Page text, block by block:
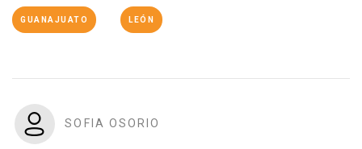
GUANAJUATO LEÓN
SOFIA OSORIO